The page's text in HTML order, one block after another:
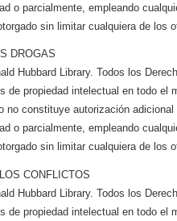
o parcialmente, empleando
sin limitar cualquiera de los
DROGAS
Hubbard Library. Todos los
de propiedad intelectual en todo
no constituye autorización
o parcialmente, empleando
sin limitar cualquiera de los
CONFLICTOS
Hubbard Library. Todos los
de propiedad intelectual en todo